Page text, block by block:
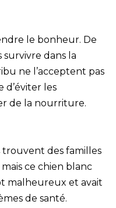
le bonheur. De
dans la
ne l’acceptent pas
d’éviter les
de la nourriture.
trouvent des familles
ce chien blanc
malheureux et avait
de santé.